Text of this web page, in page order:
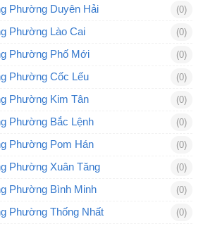
Phường Duyên Hải (0)
Phường Lào Cai (0)
Phường Phố Mới (0)
Phường Cốc Lếu (0)
Phường Kim Tân (0)
Phường Bắc Lệnh (0)
Phường Pom Hán (0)
Phường Xuân Tăng (0)
Phường Bình Minh (0)
Phường Thống Nhất (0)